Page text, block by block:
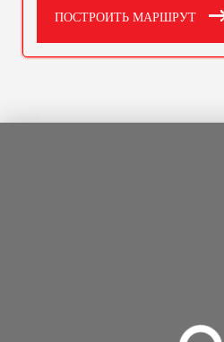
ПОСТРОИТЬ МАРШРУТ